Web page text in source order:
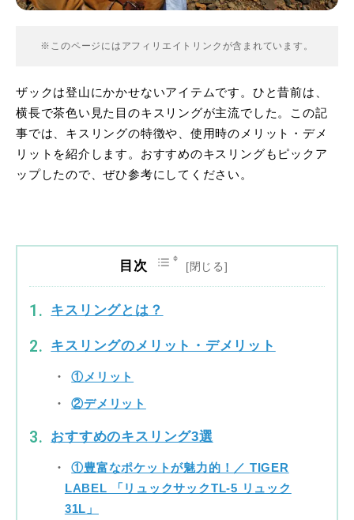
※このページにはアフィリエイトリンクが含まれています。
ザックは登山にかかせないアイテムです。ひと昔前は、
横長で茶色い見た目のキスリングが主流でした。この記
事では、キスリングの特徴や、使用時のメリット・デメ
リットを紹介します。おすすめのキスリングもピックア
ップしたので、ぜひ参考にしてください。
目次
キスリングとは？
キスリングのメリット・デメリット
①メリット
②デメリット
おすすめのキスリング3選
①豊富なポケットが魅力的！／ TIGER
LABEL 「リュックサックTL-5 リュック
31L」